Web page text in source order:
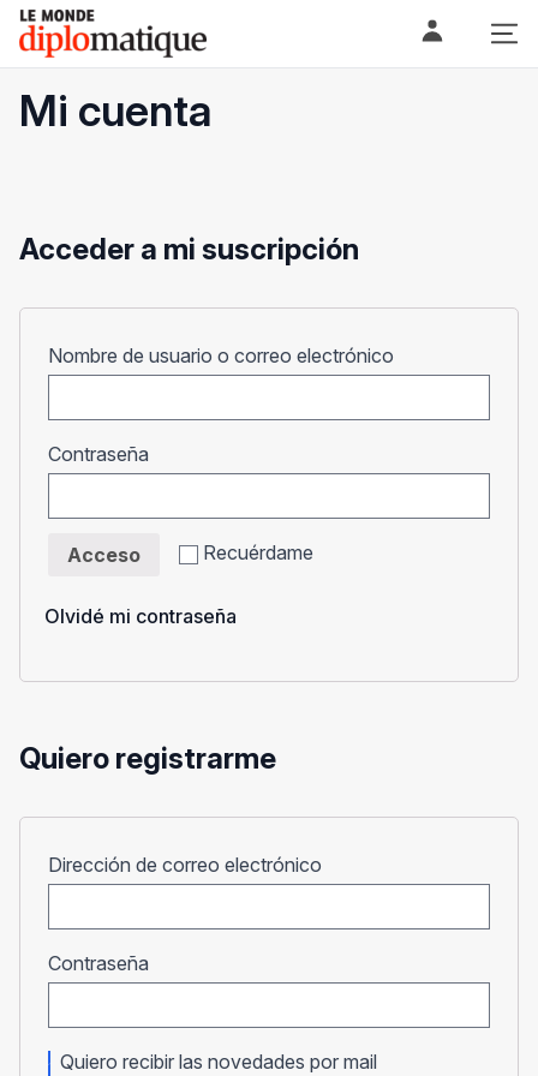
Skip
content
Le monde diplomatique
Mi cuenta
Acceder a mi suscripción
Nombre de usuario o correo electrónico
Contraseña
Recuérdame
Acceso
Olvidé mi contraseña
Quiero registrarme
Dirección de correo electrónico
Contraseña
Quiero recibir las novedades por mail